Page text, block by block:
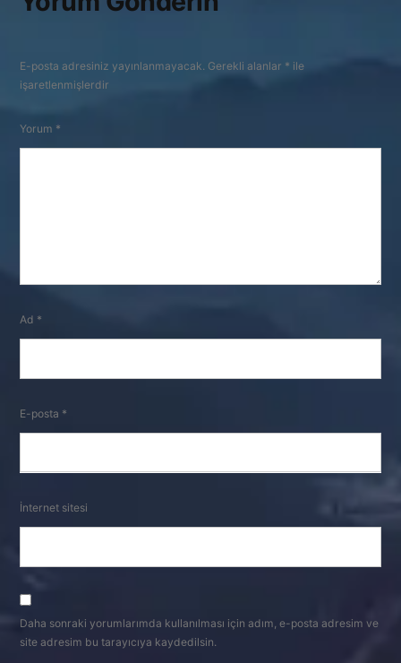
E-posta adresiniz yayınlanmayacak. Gerekli alanlar * ile
işaretlenmişlerdir
Yorum *
Ad *
E-posta *
İnternet sitesi
Daha sonraki yorumlarımda kullanılması için adım, e-posta adresim ve
site adresim bu tarayıcıya kaydedilsin.